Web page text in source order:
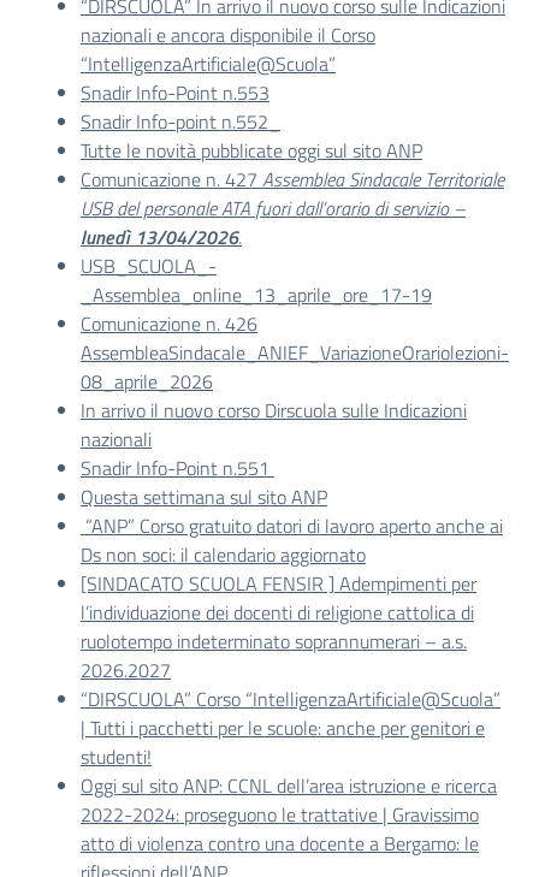
“DIRSCUOLA” In arrivo il nuovo corso sulle Indicazioni
nazionali e ancora disponibile il Corso
“IntelligenzaArtificiale@Scuola”
Snadir Info-Point n.553
Snadir Info-point n.552_
Tutte le novità pubblicate oggi sul sito ANP
Comunicazione n. 427 Assemblea Sindacale Territoriale
USB del personale ATA fuori dall’orario di servizio–
lunedì 13/04/2026.
USB_SCUOLA_-
_Assemblea_online_13_aprile_ore_17-19
Comunicazione n. 426
AssembleaSindacale_ANIEF_VariazioneOrariolezioni-
08_aprile_2026
In arrivo il nuovo corso Dirscuola sulle Indicazioni
nazionali
Snadir Info-Point n.551
Questa settimana sul sito ANP
“ANP” Corso gratuito datori di lavoro aperto anche ai
Ds non soci: il calendario aggiornato
[SINDACATO SCUOLA FENSIR ] Adempimenti per
l’individuazione dei docenti di religione cattolica di
ruolotempo indeterminato soprannumerari – a.s.
2026.2027
“DIRSCUOLA” Corso “IntelligenzaArtificiale@Scuola”
| Tutti i pacchetti per le scuole: anche per genitori e
studenti!
Oggi sul sito ANP: CCNL dell’area istruzione e ricerca
2022-2024: proseguono le trattative | Gravissimo
atto di violenza contro una docente a Bergamo: le